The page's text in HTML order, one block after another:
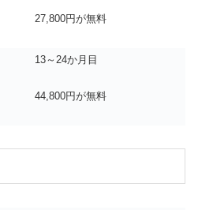
27,800円が無料
13～24か月目
44,800円が無料